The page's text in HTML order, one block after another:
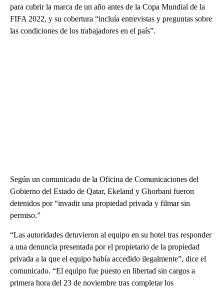
para cubrir la marca de un año antes de la Copa Mundial de la
FIFA 2022, y su cobertura “incluía entrevistas y preguntas sobre
las condiciones de los trabajadores en el país”.
Según un comunicado de la Oficina de Comunicaciones del
Gobierno del Estado de Qatar, Ekeland y Ghorbani fueron
detenidos por “invadir una propiedad privada y filmar sin
permiso.”
“Las autoridades detuvieron al equipo en su hotel tras responder
a una denuncia presentada por el propietario de la propiedad
privada a la que el equipo había accedido ilegalmente”, dice el
comunicado. “El equipo fue puesto en libertad sin cargos a
primera hora del 23 de noviembre tras completar los